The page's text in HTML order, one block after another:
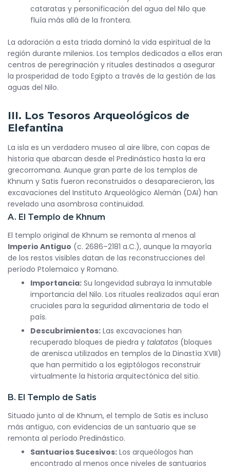
cataratas y personificación del agua del Nilo que
fluía más allá de la frontera.
La adoración a esta triada dominó la vida espiritual de la
región durante milenios. Los templos dedicados a ellos eran
centros de peregrinación y rituales destinados a asegurar
la prosperidad de todo Egipto a través de la gestión de las
aguas del Nilo.
III. Los Tesoros Arqueológicos de
Elefantina
La isla es un verdadero museo al aire libre, con capas de
historia que abarcan desde el Predinástico hasta la era
grecorromana. Aunque gran parte de los templos de
Khnum y Satis fueron reconstruidos o desaparecieron, las
excavaciones del Instituto Arqueológico Alemán (DAI) han
revelado una asombrosa continuidad.
A. El Templo de Khnum
El templo original de Khnum se remonta al menos al
Imperio Antiguo (c. 2686–2181 a.C.), aunque la mayoría
de los restos visibles datan de las reconstrucciones del
período Ptolemaico y Romano.
Importancia: Su longevidad subraya la inmutable
importancia del Nilo. Los rituales realizados aquí eran
cruciales para la seguridad alimentaria de todo el
país.
Descubrimientos: Las excavaciones han
recuperado bloques de piedra y talatatos (bloques
de arenisca utilizados en templos de la Dinastía XVIII)
que han permitido a los egiptólogos reconstruir
virtualmente la historia arquitectónica del sitio.
B. El Templo de Satis
Situado junto al de Khnum, el templo de Satis es incluso
más antiguo, con evidencias de un santuario que se
remonta al período Predinástico.
Santuarios Sucesivos: Los arqueólogos han
encontrado al menos once niveles de santuarios